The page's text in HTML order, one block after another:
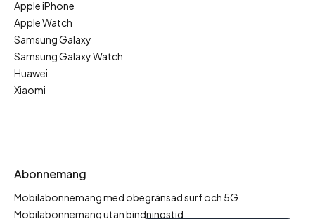
Apple iPhone
Apple Watch
Samsung Galaxy
Samsung Galaxy Watch
Huawei
Xiaomi
Abonnemang
Mobilabonnemang med obegränsad surf och 5G
Mobilabonnemang utan bindningstid